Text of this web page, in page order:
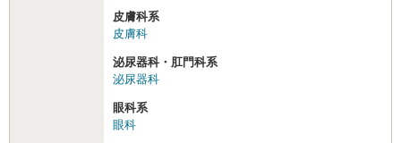
皮膚科系
皮膚科
泌尿器科・肛門科系
泌尿器科
眼科系
眼科